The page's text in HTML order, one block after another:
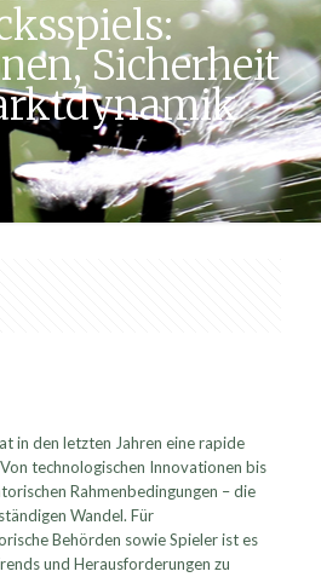
Sicherheit
in den letzten Jahren eine rapide
technologischen Innovationen bis
Rahmenbedingungen – die
Wandel. Für
Behörden sowie Spieler ist es
und Herausforderungen zu